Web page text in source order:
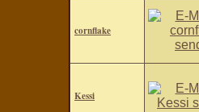
cornflake
Kessi